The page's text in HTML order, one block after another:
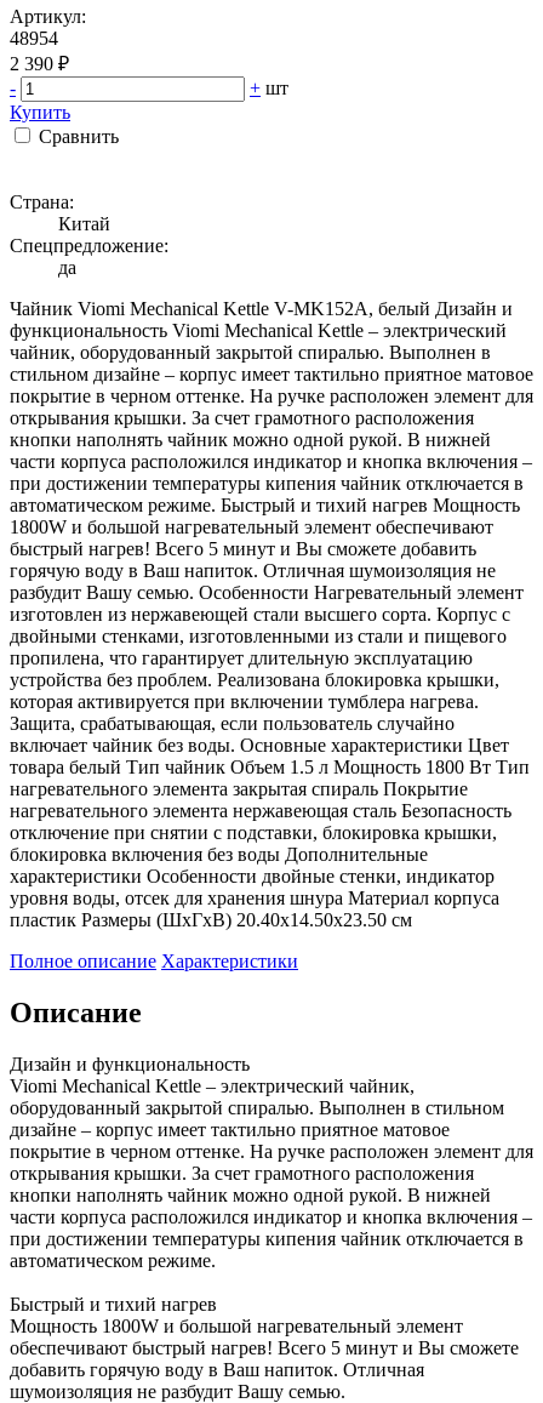
Артикул:
48954
2 390 ₽
-
+ шт
Купить
Сравнить
Страна:
Китай
Спецпредложение:
да
Чайник Viomi Mechanical Kettle V-MK152A, белый Дизайн и
функциональность Viomi Mechanical Kettle – электрический
чайник, оборудованный закрытой спиралью. Выполнен в
стильном дизайне – корпус имеет тактильно приятное матовое
покрытие в черном оттенке. На ручке расположен элемент для
открывания крышки. За счет грамотного расположения
кнопки наполнять чайник можно одной рукой. В нижней
части корпуса расположился индикатор и кнопка включения –
при достижении температуры кипения чайник отключается в
автоматическом режиме. Быстрый и тихий нагрев Мощность
1800W и большой нагревательный элемент обеспечивают
быстрый нагрев! Всего 5 минут и Вы сможете добавить
горячую воду в Ваш напиток. Отличная шумоизоляция не
разбудит Вашу семью. Особенности Нагревательный элемент
изготовлен из нержавеющей стали высшего сорта. Корпус с
двойными стенками, изготовленными из стали и пищевого
пропилена, что гарантирует длительную эксплуатацию
устройства без проблем. Реализована блокировка крышки,
которая активируется при включении тумблера нагрева.
Защита, срабатывающая, если пользователь случайно
включает чайник без воды. Основные характеристики Цвет
товара белый Тип чайник Объем 1.5 л Мощность 1800 Вт Тип
нагревательного элемента закрытая спираль Покрытие
нагревательного элемента нержавеющая сталь Безопасность
отключение при снятии с подставки, блокировка крышки,
блокировка включения без воды Дополнительные
характеристики Особенности двойные стенки, индикатор
уровня воды, отсек для хранения шнура Материал корпуса
пластик Размеры (ШхГхВ) 20.40х14.50х23.50 см
Полное описание Характеристики
Описание
Дизайн и функциональность
Viomi Mechanical Kettle – электрический чайник,
оборудованный закрытой спиралью. Выполнен в стильном
дизайне – корпус имеет тактильно приятное матовое
покрытие в черном оттенке. На ручке расположен элемент для
открывания крышки. За счет грамотного расположения
кнопки наполнять чайник можно одной рукой. В нижней
части корпуса расположился индикатор и кнопка включения –
при достижении температуры кипения чайник отключается в
автоматическом режиме.
Быстрый и тихий нагрев
Мощность 1800W и большой нагревательный элемент
обеспечивают быстрый нагрев! Всего 5 минут и Вы сможете
добавить горячую воду в Ваш напиток. Отличная
шумоизоляция не разбудит Вашу семью.